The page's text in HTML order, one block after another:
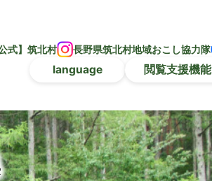
公式】筑北村 長野県筑北村地域おこし協力隊
language 閲覧支援機能